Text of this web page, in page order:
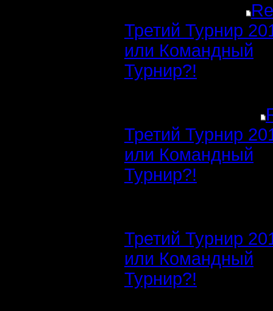
Третий Турнир
или Командный
Турнир?!
Третий Турнир
или Командный
Турнир?!
Третий Турнир
или Командный
Турнир?!